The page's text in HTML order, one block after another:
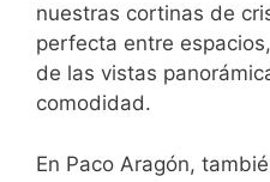
nuestras cortinas de
perfecta entre
de las vistas
comodidad.
En Paco Aragón,